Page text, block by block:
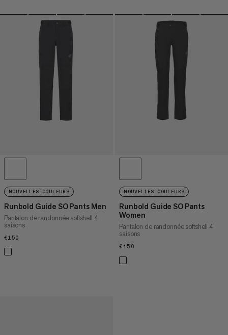
NOUVELLES COULEURS
Runbold Guide SO Pants Men
Pantalon de randonnée softshell 4
saisons
€150
NOUVELLES COULEURS
Runbold Guide SO Pants
Women
Pantalon de randonnée softshell 4
saisons
€150